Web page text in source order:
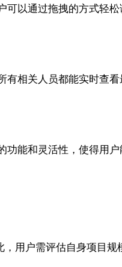
以通过拖拽的方式轻
相关人员都能实时查
能和灵活性，使得用
用户需评估自身项目规